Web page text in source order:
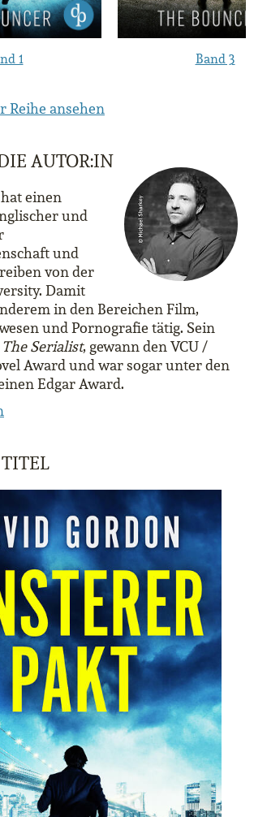
1 Band 3
Reihe ansehen
AUTOR:IN
einen
und
und
von der
Damit
in den Bereichen Film,
und Pornografie tätig. Sein
The Serialist, gewann den VCU /
Award und war sogar unter den
Edgar Award.